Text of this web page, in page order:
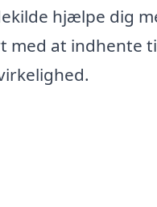
hjælpe dig
med at indhente